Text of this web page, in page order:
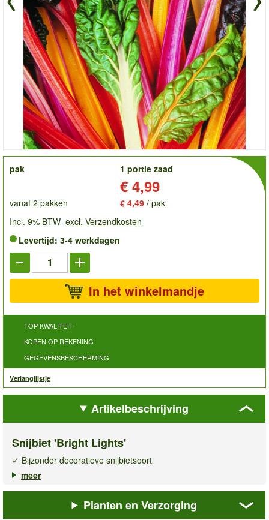
order
pak
1 portie zaad
€ 4,99
vanaf 2 pakken € 4,49 / pak
Incl. 9% BTW excl. Verzendkosten
Levertijd: 3-4 werkdagen
In het winkelmandje
TOP KWALITEIT
KOPEN OP REKENING
GEGEVENSBESCHERMING
Verlanglijstje
Artikelbeschrijving
Snijbiet 'Bright Lights'
✓ Bijzonder decoratieve snijbietsoort
✓ Grote, attractieve bladeren
snijbiet Bright Lightsvalt op door zijn krachtige stelen in
glanzend rood, oranje, roze, geel en wit. Deze decoratieve
meer
Planten en Verzorging